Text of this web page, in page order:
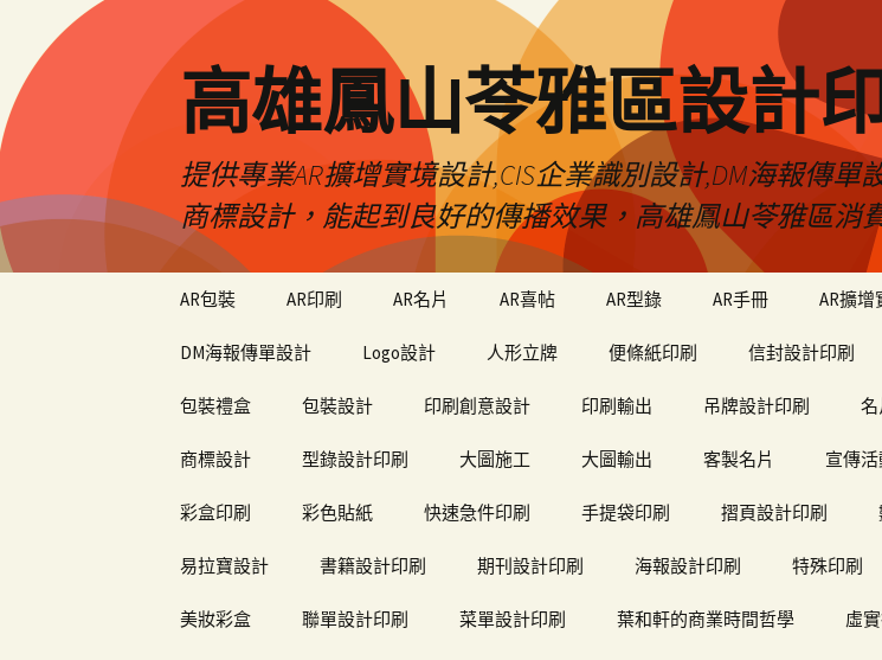
高雄鳳山苓雅區設計
提供專業AR擴增實境設計,CIS企業識別設計,DM海報傳
商標設計，能起到良好的傳播效果，高雄鳳山苓雅區消
AR包裝 AR印刷 AR名片 AR喜帖 AR型錄 AR手冊 AR擴
DM海報傳單設計 Logo設計 人形立牌 便條紙印刷 信封設計印刷
包裝禮盒 包裝設計 印刷創意設計 印刷輸出 吊牌設計印刷
商標設計 型錄設計印刷 大圖施工 大圖輸出 客製名片 宣傳活
彩盒印刷 彩色貼紙 快速急件印刷 手提袋印刷 摺頁設計印刷
易拉寶設計 書籍設計印刷 期刊設計印刷 海報設計印刷 特殊印刷
美妝彩盒 聯單設計印刷 菜單設計印刷 葉和軒的商業時間哲學 虛